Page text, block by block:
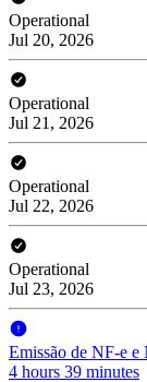
Operational
Jul 20, 2026
Operational
Jul 21, 2026
Operational
Jul 22, 2026
Operational
Jul 23, 2026
Emissão de NF-e
4 hours 39 minutes